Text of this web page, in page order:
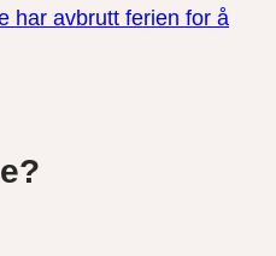
har avbrutt ferien for å